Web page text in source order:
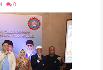
0